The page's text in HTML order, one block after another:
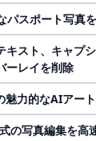
パスポート写真
キスト、キャプ
ーレイを削除
魅力的なAIアー
の写真編集を高